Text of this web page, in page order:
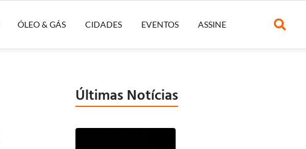
ÓLEO & GÁS CIDADES EVENTOS ASSINE
Últimas Notícias